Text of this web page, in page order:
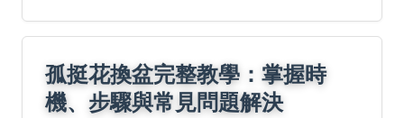
孤挺花換盆完整教學：掌握時
機、步驟與常見問題解決